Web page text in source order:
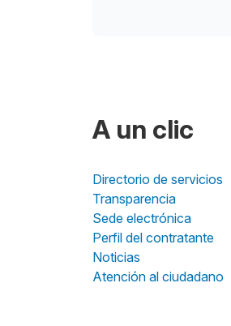
A un clic
Directorio de servicios
Transparencia
Sede electrónica
Perfil del contratante
Noticias
Atención al ciudadano